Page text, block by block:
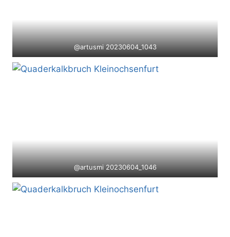
@artusmi 20230604_1043
@artusmi 20230604_1046